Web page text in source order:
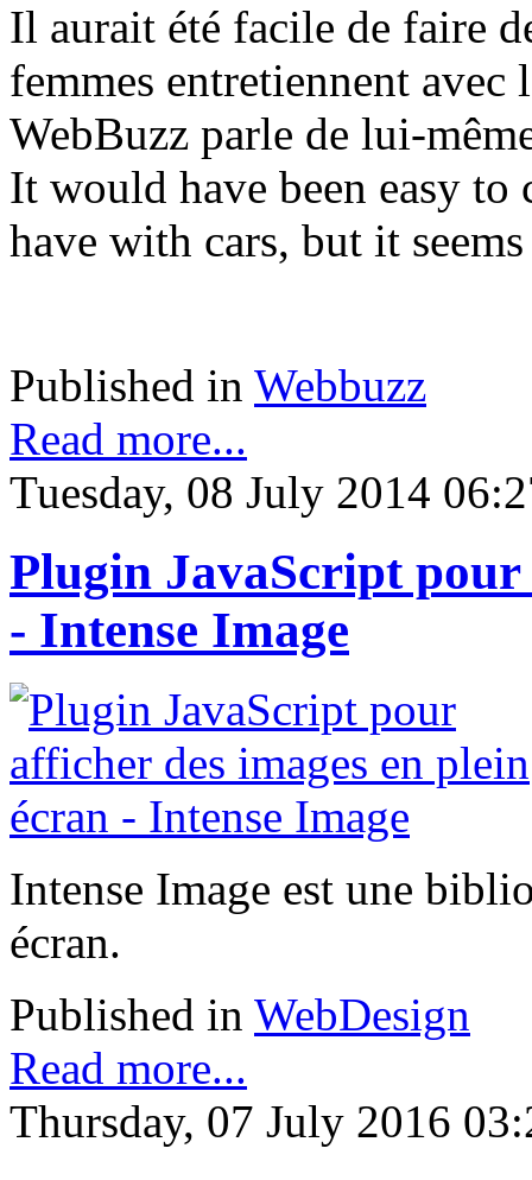
Il aurait été facile de faire
femmes entretiennent
WebBuzz parle de lui-
It would have been easy
have with cars, but it
Published in Webbuzz
Read more...
Tuesday, 08 July 2014
Plugin JavaScript pour
- Intense Image
Intense Image est une
écran.
Published in WebDesign
Read more...
Thursday, 07 July 2016